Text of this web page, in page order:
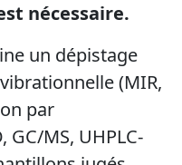
nécessaire.
un dépistage
(MIR,
par
MS, UHPLC-